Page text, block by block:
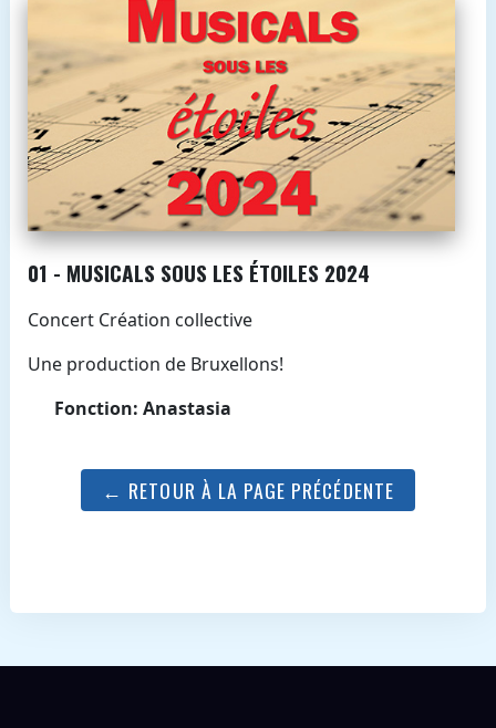
01 - MUSICALS SOUS LES ÉTOILES 2024
Concert Création collective
Une production de Bruxellons!
Fonction: Anastasia
← RETOUR À LA PAGE PRÉCÉDENTE